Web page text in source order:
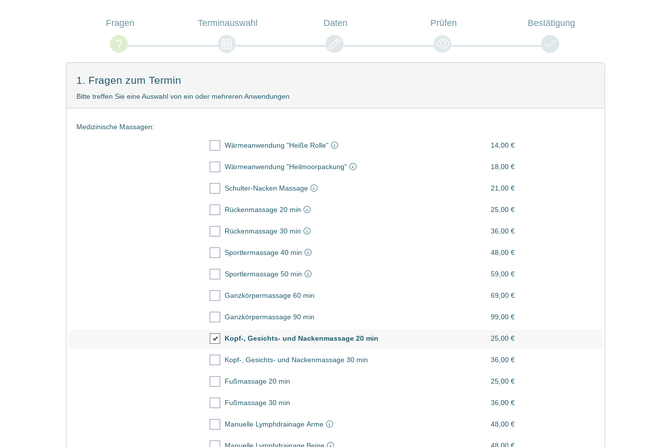
Fragen Terminauswahl Daten Prüfen Bestätigung
1. Fragen zum Termin
Bitte treffen Sie eine Auswahl von ein oder mehreren Anwendungen
Medizinische Massagen:
Wärmeanwendung "Heiße Rolle" 14,00 €
Wärmeanwendung "Heilmoorpackung" 18,00 €
Schulter-Nacken Massage 21,00 €
Rückenmassage 20 min 25,00 €
Rückenmassage 30 min 36,00 €
Sportlermassage 40 min 48,00 €
Sportlermassage 50 min 59,00 €
Ganzkörpermassage 60 min 69,00 €
Ganzkörpermassage 90 min 99,00 €
Kopf-, Gesichts- und Nackenmassage 20 min 25,00 €
Kopf-, Gesichts- und Nackenmassage 30 min 36,00 €
Fußmassage 20 min 25,00 €
Fußmassage 30 min 36,00 €
Manuelle Lymphdrainage Arme 48,00 €